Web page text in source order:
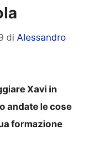
di Alessandro
Xavi in
andate le cose
formazione